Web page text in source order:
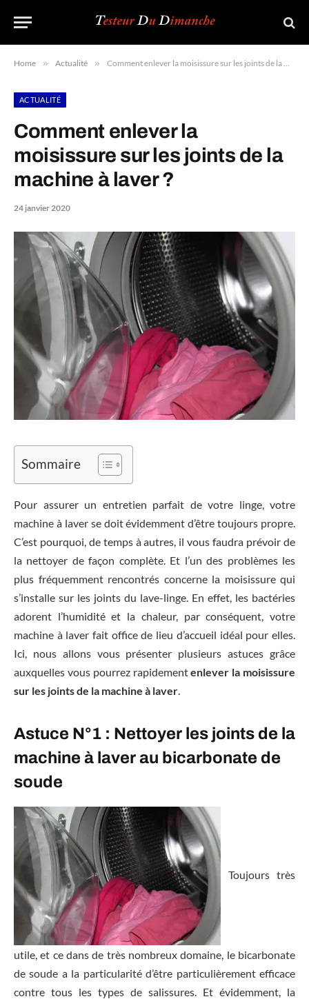
Home » Actualité » Comment enlever la moisissure sur les joints de la machine à laver ?
ACTUALITÉ
Comment enlever la
moisissure sur les joints de la
machine à laver ?
24 janvier 2020
Sommaire
Pour assurer un entretien parfait de votre linge, votre
machine à laver se doit évidemment d’être toujours propre.
C’est pourquoi, de temps à autres, il vous faudra prévoir de
la nettoyer de façon complète. Et l’un des problèmes les
plus fréquemment rencontrés concerne la moisissure qui
s’installe sur les joints du lave-linge. En effet, les bactéries
adorent l’humidité et la chaleur, par conséquent, votre
machine à laver fait office de lieu d’accueil idéal pour elles.
Ici, nous allons vous présenter plusieurs astuces grâce
auxquelles vous pourrez rapidementenlever la moisissure
sur les joints de la machine à laver.
Astuce N°1 : Nettoyer les joints de la
machine à laver au bicarbonate de
soude
Toujours très
utile, et ce dans de très nombreux domaine, le bicarbonate
de soude a la particularité d’être particulièrement efficace
contre tous les types de salissures. Et évidemment, la